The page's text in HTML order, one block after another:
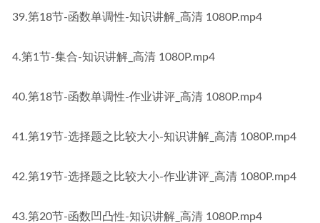
39.​第18节-函数单调性-知识讲解_高清 1080P.mp4
4.第1节-集合-知识讲解_高清 1080P​​​​​.mp4
40.​第18节-函数单调性-作业讲评_高清 1080P.mp4
41.​第19节-选择题之比较大小-知识讲解_高清 1080P.mp4
42.第19节-选择题之比较大小-作业讲评_高清 1080P.mp4
43.第20节-函数凹凸性-知识讲解_高清 1080P.mp4